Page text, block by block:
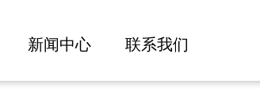
新闻中心 联系我们